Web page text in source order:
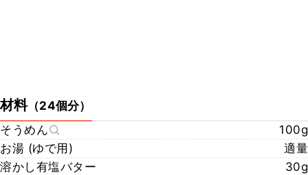
材料（24個分）
そうめん
100g
お湯 (ゆで用)
適量
溶かし有塩バター
30g